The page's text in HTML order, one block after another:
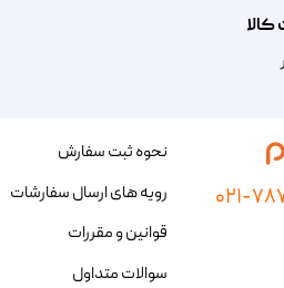
نحوه ثبت سفارش
رویه های ارسال سفارشات
قوانین و مقررات
سوالات متداول